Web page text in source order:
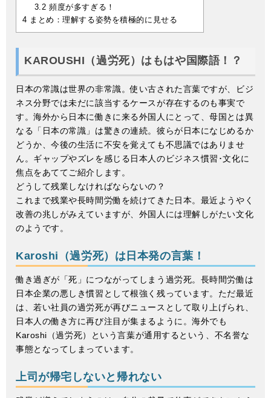
3.2 頻度が多すぎる！
4 まとめ：理解する姿勢を積極的に見せる
KAROUSHI（過労死）はもはや国際語！？
日本の常識は世界の非常識。使い古された言葉ですが、ビジ
ネス分野では未だに該当するケースが存在するのも事実で
す。海外から日本に働きに来る外国人にとって、母国とは異
なる「日本の常識」は驚きの連続。彼らが日本になじめるか
どうか、今後の生活に不安を覚えても不思議ではありませ
ん。ギャップやズレを感じる日本人のビジネス慣習･文化に
焦点をあててご紹介します。
どうして残業しなければならないの？
これまで残業や長時間労働を続けてきた日本。最近ようやく
改善の兆しがみえていますが、外国人には理解しがたい文化
のようです。
Karoshi（過労死）は日本発の言葉！
働き過ぎが「死」につながってしまう過労死。長時間労働は
日本企業の悪しき慣習として根強く残っています。ただ最近
は、若い社員の過労死が再びニュースとして取り上げられ、
日本人の働き方に再び注目が集まるように。海外でも
Karoshi（過労死）という言葉が通用するという、不名誉な
事態となってしまっています。
上司が帰宅しないと帰れない